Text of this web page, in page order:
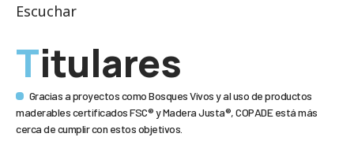
Escuchar
Titulares
Gracias a proyectos como Bosques Vivos y al uso de productos
maderables certificados FSC® y Madera Justa®, COPADE está más
cerca de cumplir con estos objetivos.